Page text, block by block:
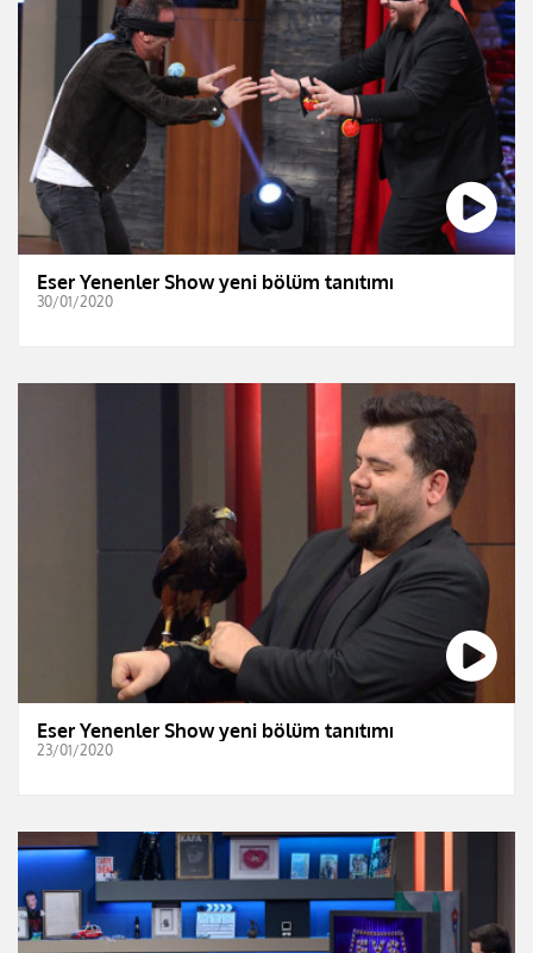
Eser Yenenler Show yeni bölüm tanıtımı
30/01/2020
Eser Yenenler Show yeni bölüm tanıtımı
23/01/2020